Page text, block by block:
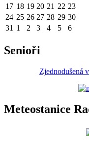
17 18 19 20 21 22 23
24 25 26 27 28 29 30
31 1 2 3 4 5 6
Senioři
Zjednodušená
Meteostanice